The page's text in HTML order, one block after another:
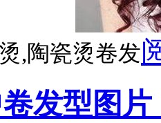
,陶瓷烫卷发
发型图